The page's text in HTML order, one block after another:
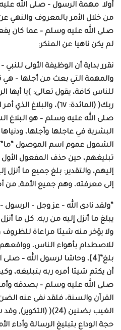
أولا. مهمة الرسول – صلى الله
من خلال الأمر بالمعروف والنهي
صلى الله عليه وسلم – عما كان
لم يكن ناهيا عن المنكر:
نقرر بداية أن الوظيفة الأولى
والمهمة التي بعث من أجلها – هي
للناس كافة، يقول تعالى: )يا أيها
ربك( (المائدة: ٦٧)،
صلى الله عليه وسلم – هو البلاغ
الشمول عموم اسم الموصول “ما”
تبليغهم، حين حذف المفعول الأول
إليهم، والتقدير: بلغ جميع ما
إلى معرفته، وهم جميع الأمة, من
“ولقد نادى الله – عز وجل –
يبلغ ما أنزل إليه من ربه. كل ما
ولا يؤخر منه شيئا مراعاة للظروف
للاصطدام بأهواء الناس،
بلغ”[4]، وحاشا لرسول الله –
أن يكتم شيئا أمره ربه بتبليغه،
صلى الله عليه وسلم – بصدقه
القرآن والسنة، فلقد نفى عنه
الغيب بضنين (24)(
حجة الوداع بتبليغ الرسالة وأداء